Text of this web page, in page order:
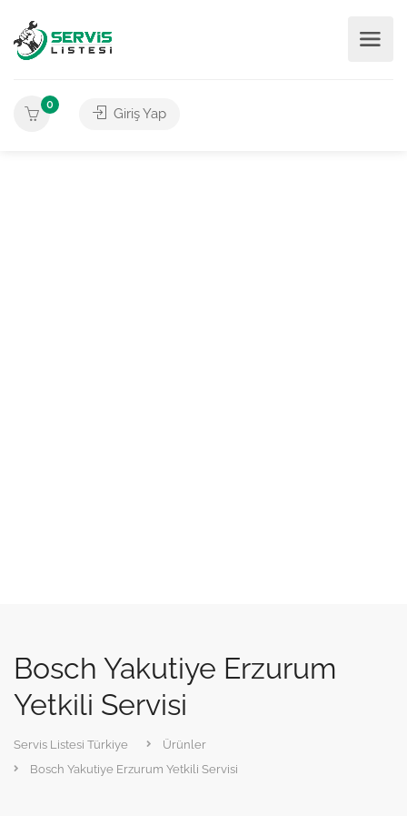
0
Giriş Yap
Bosch Yakutiye Erzurum
Yetkili Servisi
Servis Listesi Türkiye
Ürünler
Bosch Yakutiye Erzurum Yetkili Servisi